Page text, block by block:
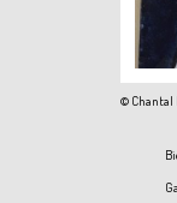
© Chantal